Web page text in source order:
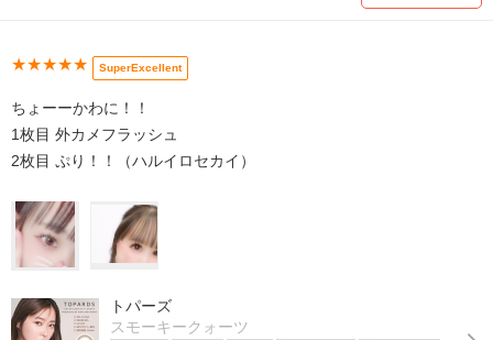
★★★★★ SuperExcellent
ちょーーかわに！！
1枚目 外カメフラッシュ
2枚目 ぷり！！（ハルイロセカイ）
トパーズ
スモーキークォーツ